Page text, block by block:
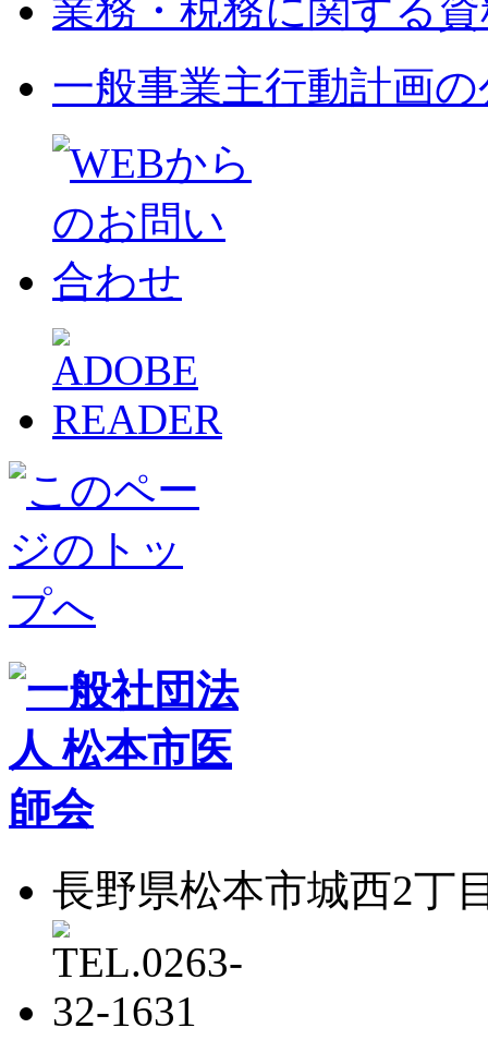
業務・税務に関する
一般事業主行動計画
長野県松本市城西2丁